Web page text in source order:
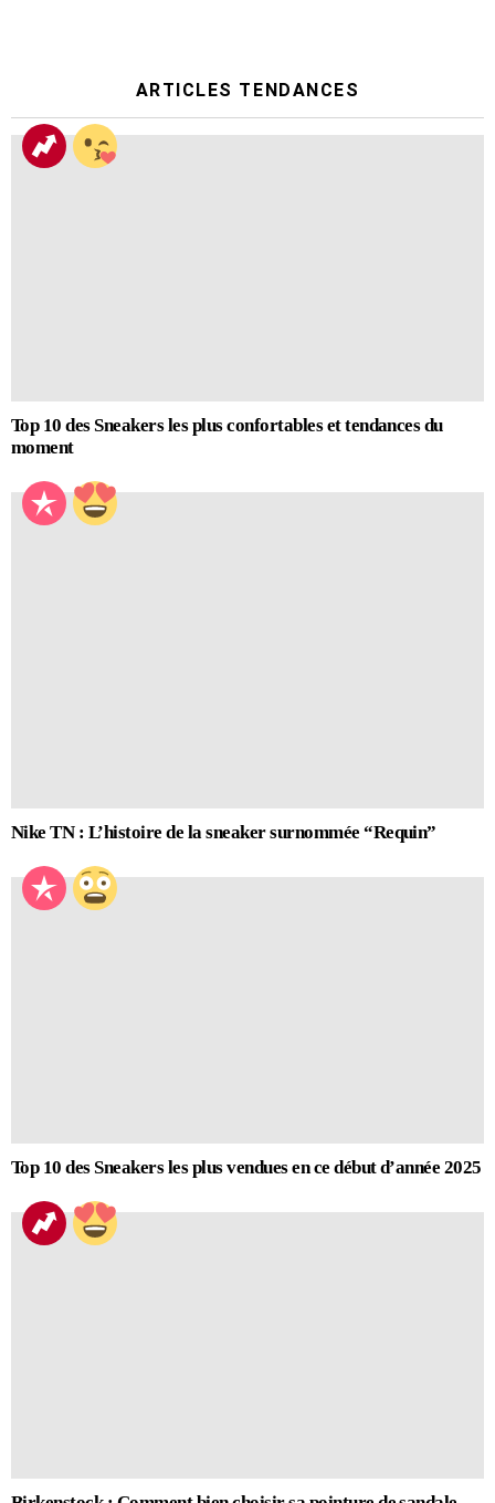
ARTICLES TENDANCES
Top 10 des Sneakers les plus confortables et tendances du
moment
Nike TN : L’histoire de la sneaker surnommée “Requin”
Top 10 des Sneakers les plus vendues en ce début d’année 2025